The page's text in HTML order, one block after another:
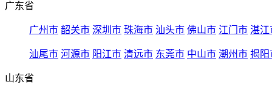
广东省
广州市 韶关市 深圳市 珠海市 汕头市 佛山市 江门市 湛江
汕尾市 河源市 阳江市 清远市 东莞市 中山市 潮州市 揭阳
山东省